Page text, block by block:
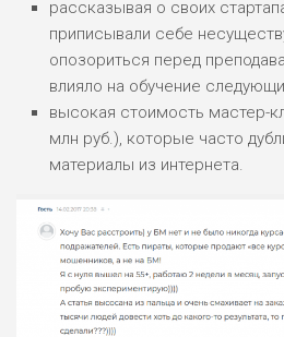
рассказывая о своих
приписывали себе
опозориться перед
влияло на обучение
высокая стоимость мастер-
млн руб.), которые часто
материалы из интернета.